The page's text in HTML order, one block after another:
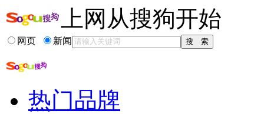
上网从搜狗开始
网页 新闻
热门品牌